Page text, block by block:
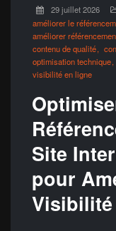
29 juillet 2026
améliorer le
améliorer
contenu de qualité
optimisation technique
visibilité en ligne
Site
pour